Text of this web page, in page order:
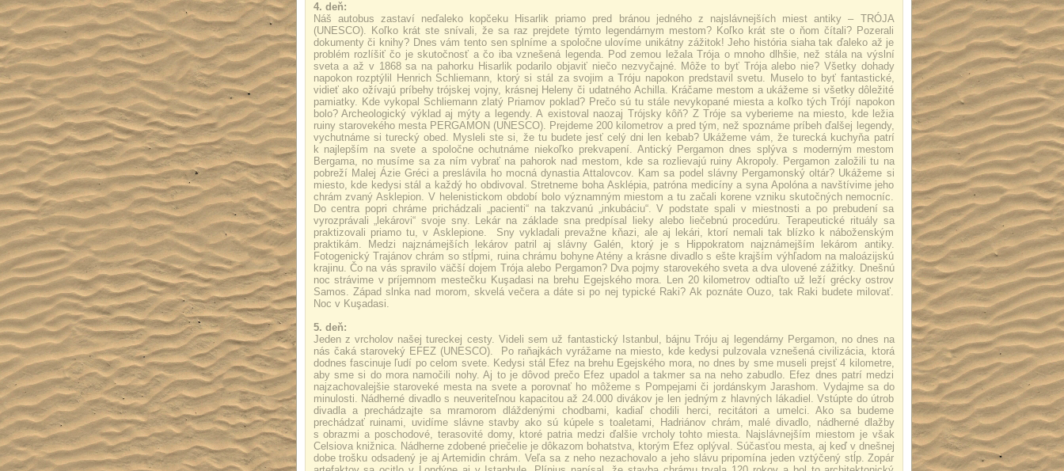
4. deň:
Náš autobus zastaví neďaleko kopčeku Hisarlik priamo pred bránou jedného z najslávnejších miest antiky – TRÓJA
(UNESCO). Koľko krát ste snívali, že sa raz prejdete týmto legendárnym mestom? Koľko krát ste o ňom čítali? Pozerali
dokumenty či knihy? Dnes vám tento sen splníme a spoločne ulovíme unikátny zážitok! Jeho história siaha tak ďaleko až je
problém rozlíšiť čo je skutočnosť a čo iba vznešená legenda. Pod zemou ležala Trója o mnoho dlhšie, než stála na výslní
sveta a až v 1868 sa na pahorku Hisarlik podarilo objaviť niečo nezvyčajné. Môže to byť Trója alebo nie? Všetky dohady
napokon rozptýlil Henrich Schliemann, ktorý si stál za svojim a Tróju napokon predstavil svetu. Muselo to byť fantastické,
vidieť ako ožívajú príbehy trójskej vojny, krásnej Heleny či udatného Achilla. Kráčame mestom a ukážeme si všetky dôležité
pamiatky. Kde vykopal Schliemann zlatý Priamov poklad? Prečo sú tu stále nevykopané miesta a koľko tých Trójí napokon
bolo? Archeologický výklad aj mýty a legendy. A existoval naozaj Trójsky kôň? Z Tróje sa vyberieme na miesto, kde ležia
ruiny starovekého mesta PERGAMON (UNESCO). Prejdeme 200 kilometrov a pred tým, než spoznáme príbeh ďalšej legendy,
vychutnáme si turecký obed. Mysleli ste si, že tu budete jesť celý dni len kebab? Ukážeme vám, že turecká kuchyňa patrí
k najlepším na svete a spoločne ochutnáme niekoľko prekvapení. Antický Pergamon dnes splýva s moderným mestom
Bergama, no musíme sa za ním vybrať na pahorok nad mestom, kde sa rozlievajú ruiny Akropoly. Pergamon založili tu na
pobreží Malej Ázie Gréci a preslávila ho mocná dynastia Attalovcov. Kam sa podel slávny Pergamonský oltár? Ukážeme si
miesto, kde kedysi stál a každý ho obdivoval. Stretneme boha Asklépia, patróna medicíny a syna Apolóna a navštívime jeho
chrám zvaný Asklepion. V helenistickom období bolo významným miestom a tu začali korene vzniku skutočných nemocníc.
Do centra popri chráme prichádzali „pacienti“ na takzvanú „inkubáciu“. V podstate spali v miestnosti a po prebudení sa
vyrozprávali „lekárovi“ svoje sny. Lekár na základe sna predpísal lieky alebo liečebnú procedúru. Terapeutické rituály sa
praktizovali priamo tu, v Asklepione. Sny vykladali prevažne kňazi, ale aj lekári, ktorí nemali tak blízko k náboženským
praktikám. Medzi najznámejších lekárov patril aj slávny Galén, ktorý je s Hippokratom najznámejším lekárom antiky.
Fotogenický Trajánov chrám so stĺpmi, ruina chrámu bohyne Atény a krásne divadlo s ešte krajším výhľadom na maloázijskú
krajinu. Čo na vás spravilo väčší dojem Trója alebo Pergamon? Dva pojmy starovekého sveta a dva ulovené zážitky. Dnešnú
noc strávime v príjemnom mestečku Kuşadasi na brehu Egejského mora. Len 20 kilometrov odtiaľto už leží grécky ostrov
Samos. Západ slnka nad morom, skvelá večera a dáte si po nej typické Raki? Ak poznáte Ouzo, tak Raki budete milovať.
Noc v Kuşadasi.
5. deň:
Jeden z vrcholov našej tureckej cesty. Videli sem už fantastický Istanbul, bájnu Tróju aj legendárny Pergamon, no dnes na
nás čaká staroveký EFEZ (UNESCO). Po raňajkách vyrážame na miesto, kde kedysi pulzovala vznešená civilizácia, ktorá
dodnes fascinuje ľudí po celom svete. Kedysi stál Efez na brehu Egejského mora, no dnes by sme museli prejsť 4 kilometre,
aby sme si do mora namočili nohy. Aj to je dôvod prečo Efez upadol a takmer sa na neho zabudlo. Efez dnes patrí medzi
najzachovalejšie staroveké mesta na svete a porovnať ho môžeme s Pompejami či jordánskym Jarashom. Vydajme sa do
minulosti. Nádherné divadlo s neuveriteľnou kapacitou až 24.000 divákov je len jedným z hlavných lákadiel. Vstúpte do útrob
divadla a prechádzajte sa mramorom dláždenými chodbami, kadiaľ chodili herci, recitátori a umelci. Ako sa budeme
prechádzať ruinami, uvidíme slávne stavby ako sú kúpele s toaletami, Hadriánov chrám, malé divadlo, nádherné dlažby
s obrazmi a poschodové, terasovité domy, ktoré patria medzi ďalšie vrcholy tohto miesta. Najslávnejším miestom je však
Celsiova knižnica. Nádherne zdobené priečelie je dôkazom bohatstva, ktorým Efez oplýval. Súčasťou mesta, aj keď v dnešnej
dobe trošku odsadený je aj Artemidin chrám. Veľa sa z neho nezachovalo a jeho slávu pripomína jeden vztýčený stĺp. Zopár